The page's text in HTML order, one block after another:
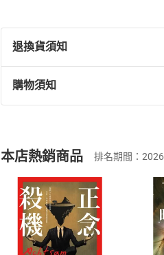
退換貨須知
退換貨規定：
(一)依消費者保護法第19
(二)消費者訂購本店鋪之
且已下載/存取電子書，不
退貨方式：您欲取消訂單或
貨」，本店鋪將依您的申請
請注意，樂天市場須以整筆
購物須知
挑選商品
Choose
購書後，如何開始使
本店熱銷商品 排名期間：